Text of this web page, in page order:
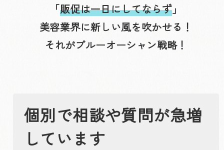
「販促は一日にしてならず 」
美容業界に新しい風を吹かせる！
それがブルーオーシャン戦略！
個別で相談や質問が急増
しています